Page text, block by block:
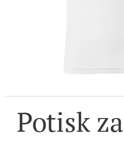
Potisk